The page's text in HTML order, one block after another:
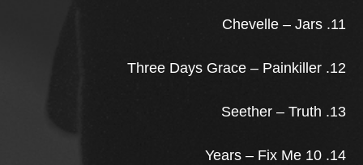
11. Chevelle – Jars
12. Three Days Grace – Painkiller
13. Seether – Truth
14. 10 Years – Fix Me